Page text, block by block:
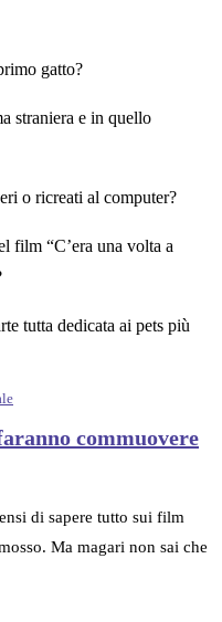
gatto?
straniera e in quello
o ricreati al computer?
film “C’era una volta a
tutta dedicata ai pets più
commuovere
di sapere tutto sui film
Ma magari non sai che